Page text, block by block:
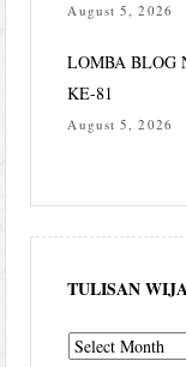
August 5, 2026
LOMBA BLOG
KE-81
August 5, 2026
TULISAN
Tulisan